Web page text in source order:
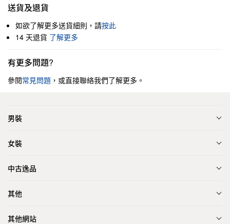
送貨及退貨
如欲了解更多送貨細則，請按此
14 天退貨 了解更多
有更多問題?
參閱常見問題 ，或直接聯絡我們了解更多。
男裝
女裝
中古逸品
其他
其他網站